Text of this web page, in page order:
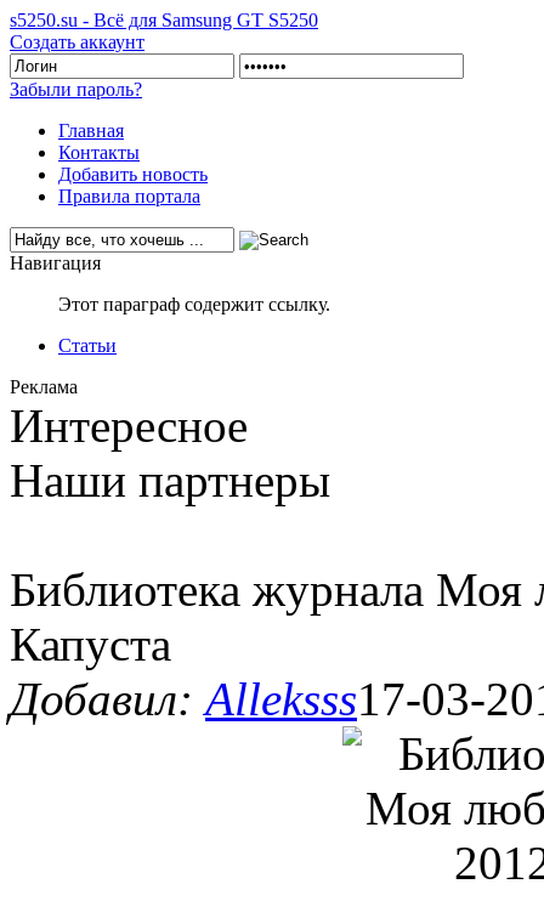
s5250.su - Всё для Samsung GT S5250
Создать аккаунт
Забыли пароль?
Главная
Контакты
Добавить новость
Правила портала
Навигация
Этот параграф содержит ссылку.
Статьи
Реклама
Интересное
Наши партнеры
Библиотека журнала
Капуста
Добавил:Alleksss17-03-